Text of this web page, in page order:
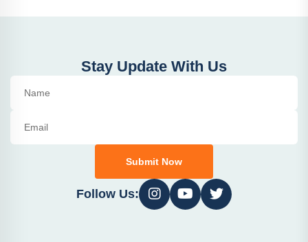
Stay Update With Us
Submit Now
Follow Us: